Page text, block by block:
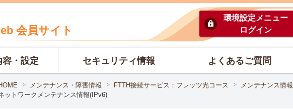
会員サイト
環境設定 メニュー
ログイン
・設定 セキュリティ情報 よくあるご質問
メンテナンス・障害情報 FTTH接続サービス：フレッツ光コース
メンテナンス情報
ットワークメンテナンス情報(IPv6)